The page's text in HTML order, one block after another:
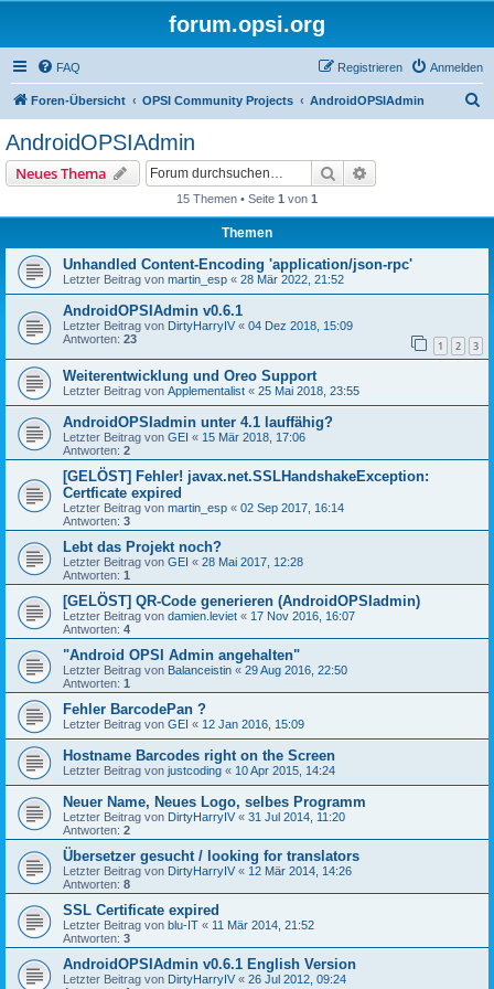
forum.opsi.org
FAQ Anmelden
Registrieren
Foren-Übersicht OPSI Community Projects AndroidOPSIAdmin
AndroidOPSIAdmin
Neues Thema Suche
15 Themen • Seite 1 von 1
Themen
Unhandled Content-Encoding 'application/json-rpc'
Letzter Beitrag von martin_esp « 28 Mär 2022, 21:52
AndroidOPSIAdmin v0.6.1
Letzter Beitrag von DirtyHarryIV « 04 Dez 2018, 15:09
Antworten: 23 1 2 3
Weiterentwicklung und Oreo Support
Letzter Beitrag von Applementalist « 25 Mai 2018, 23:55
AndroidOPSIadmin unter 4.1 lauffähig?
Letzter Beitrag von GEI « 15 Mär 2018, 17:06
Antworten: 2
[GELÖST] Fehler! javax.net.SSLHandshakeException:
Certficate expired
Letzter Beitrag von martin_esp « 02 Sep 2017, 16:14
Antworten: 3
Lebt das Projekt noch?
Letzter Beitrag von GEI « 28 Mai 2017, 12:28
Antworten: 1
[GELÖST] QR-Code generieren (AndroidOPSIadmin)
Letzter Beitrag von damien.leviet « 17 Nov 2016, 16:07
Antworten: 4
"Android OPSI Admin angehalten"
Letzter Beitrag von Balanceistin « 29 Aug 2016, 22:50
Antworten: 1
Fehler BarcodePan ?
Letzter Beitrag von GEI « 12 Jan 2016, 15:09
Hostname Barcodes right on the Screen
Letzter Beitrag von justcoding « 10 Apr 2015, 14:24
Neuer Name, Neues Logo, selbes Programm
Letzter Beitrag von DirtyHarryIV « 31 Jul 2014, 11:20
Antworten: 2
Übersetzer gesucht / looking for translators
Letzter Beitrag von DirtyHarryIV « 12 Mär 2014, 14:26
Antworten: 8
SSL Certificate expired
Letzter Beitrag von blu-IT « 11 Mär 2014, 21:52
Antworten: 3
AndroidOPSIAdmin v0.6.1 English Version
Letzter Beitrag von DirtyHarryIV « 26 Jul 2012, 09:24